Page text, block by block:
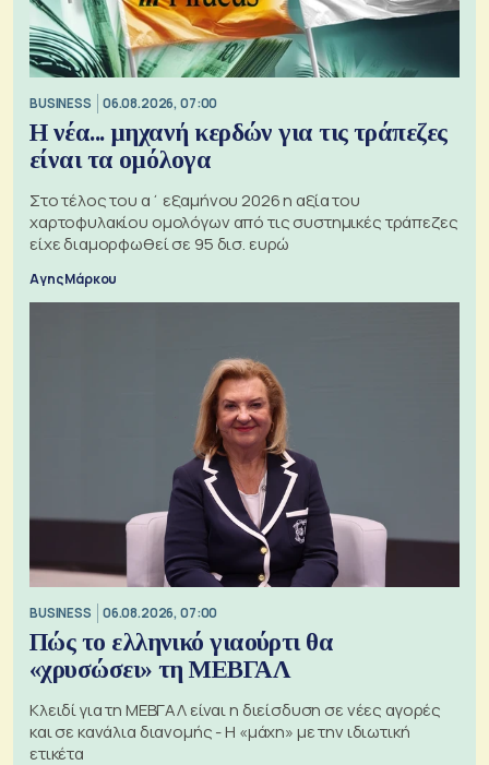
BUSINESS 06.08.2026, 07:00
Η νέα... μηχανή κερδών για τις τράπεζες
είναι τα ομόλογα
Στο τέλος του α΄ εξαμήνου 2026 η αξία του
χαρτοφυλακίου ομολόγων από τις συστημικές τράπεζες
είχε διαμορφωθεί σε 95 δισ. ευρώ
Αγης Μάρκου
BUSINESS 06.08.2026, 07:00
Πώς το ελληνικό γιαούρτι θα
«χρυσώσει» τη ΜΕΒΓΑΛ
Κλειδί για τη ΜΕΒΓΑΛ είναι η διείσδυση σε νέες αγορές
και σε κανάλια διανομής - Η «μάχη» με την ιδιωτική
ετικέτα